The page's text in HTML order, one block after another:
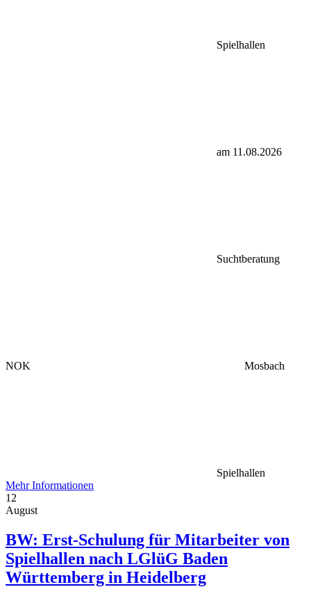
Spielhallen
am 11.08.2026
Suchtberatung
NOK Mosbach
Spielhallen
Mehr Informationen
12
August
BW: Erst-Schulung für Mitarbeiter von
Spielhallen nach LGlüG Baden
Württemberg in Heidelberg